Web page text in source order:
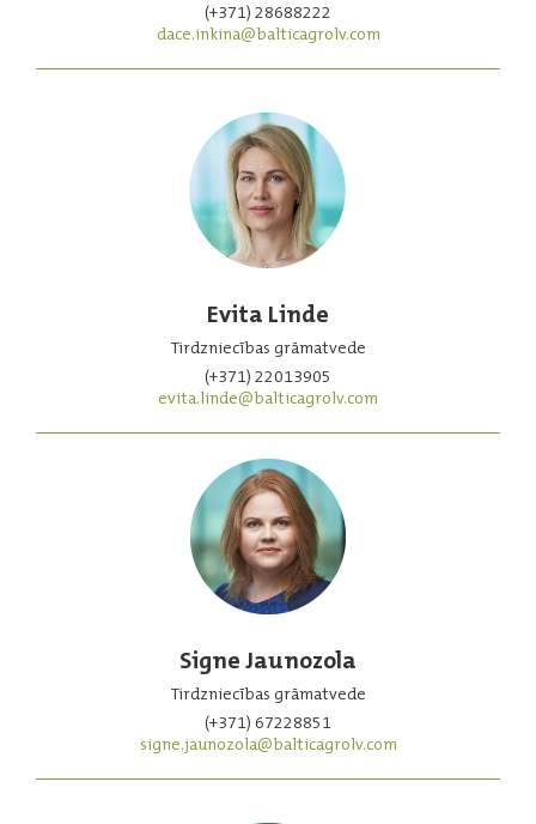
(+371) 28688222
dace.inkina@balticagrolv.com
Evita Linde
Tirdzniecības grāmatvede
(+371) 22013905
evita.linde@balticagrolv.com
Signe Jaunozola
Tirdzniecības grāmatvede
(+371) 67228851
signe.jaunozola@balticagrolv.com